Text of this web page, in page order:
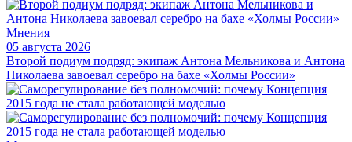
Мнения
05 августа 2026
Второй подиум подряд: экипаж Антона Мельникова и Антона
Николаева завоевал серебро на бахе «Холмы России»